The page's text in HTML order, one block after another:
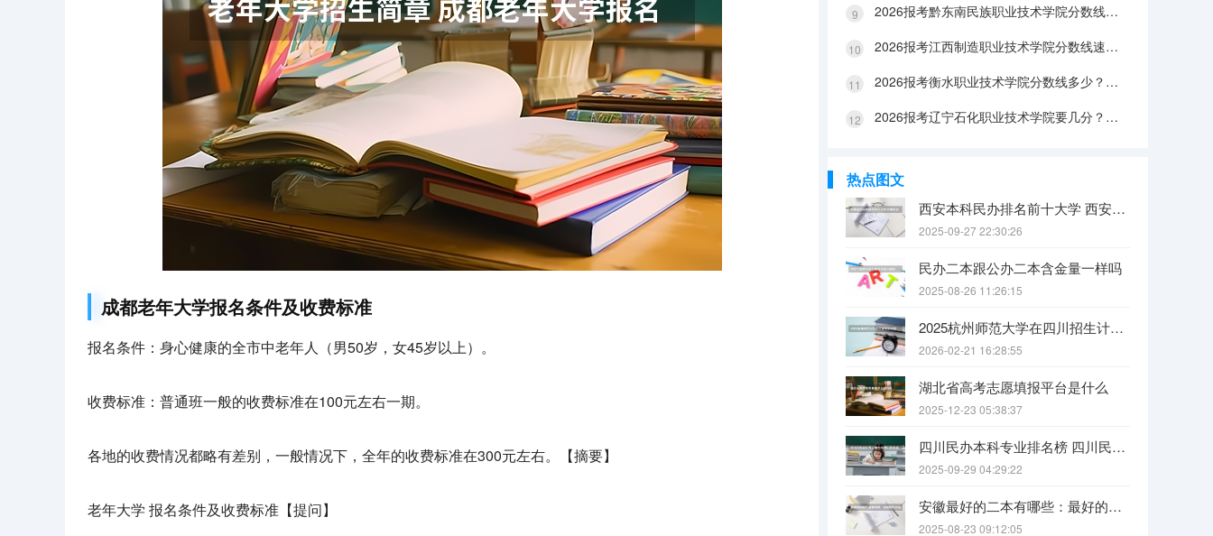
成都老年大学报名条件及收费标准
报名条件：身心健康的全市中老年人（男50岁，女45岁以上）。
收费标准：普通班一般的收费标准在100元左右一期。
各地的收费情况都略有差别，一般情况下，全年的收费标准在300元左右。【摘要】
老年大学 报名条件及收费标准【提问】
2026报考黔东南民族职业技术学院分数线参考｜生活条件与入学流程
2026报考江西制造职业技术学院分数线速查｜生活成本与FAQ解答
2026报考衡水职业技术学院分数线多少？附报到流程与生活指南
2026报考辽宁石化职业技术学院要几分？分数线与生活成本详解
热点图文
西安本科民办排名前十大学 西安民办本科院校排名
2025-09-27 22:30:26
民办二本跟公办二本含金量一样吗
2025-08-26 11:26:15
2025杭州师范大学在四川招生计划是什么（2026参考）
2026-02-21 16:28:55
湖北省高考志愿填报平台是什么
2025-12-23 05:38:37
四川民办本科专业排名榜 四川民办本科院校排名
2025-09-29 04:29:22
安徽最好的二本有哪些：最好的民办本科，最好的公办二本大学
2025-08-23 09:12:05